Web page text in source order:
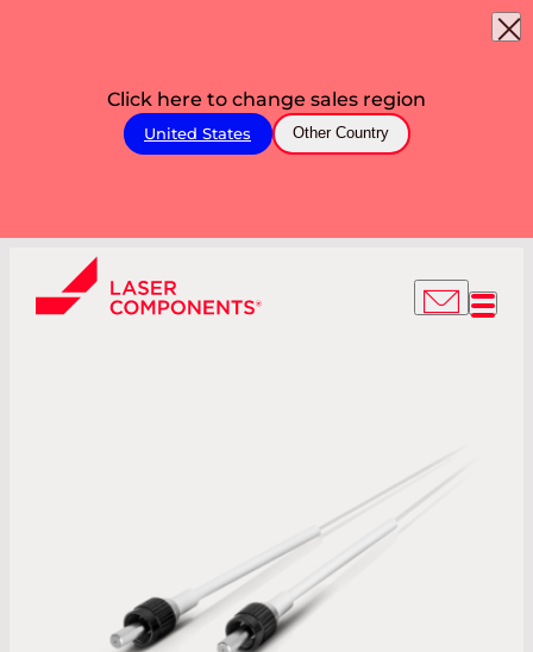
Click here to change sales region
United States Other Country